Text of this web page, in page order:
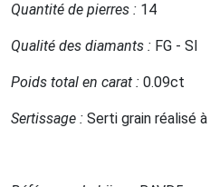
Quantité de pierres : 14
Qualité des diamants : FG - SI
Poids total en carat : 0.09ct
Sertissage : Serti grain réalisé à